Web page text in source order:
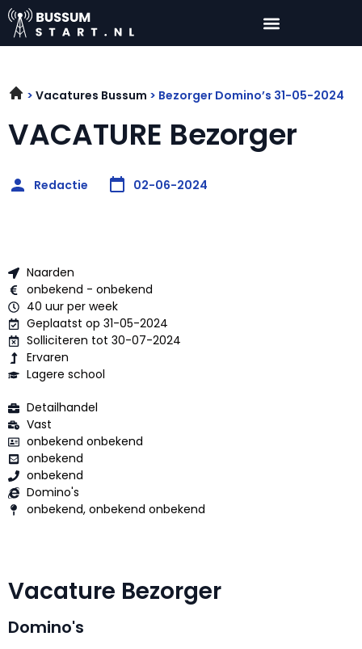
Vacatures Bussum Bezorger Domino’s 31-05-2024
VACATURE Bezorger
Redactie 02-06-2024
Naarden
onbekend - onbekend
40 uur per week
Geplaatst op 31-05-2024
Solliciteren tot 30-07-2024
Ervaren
Lagere school
Detailhandel
Vast
onbekend onbekend
onbekend
onbekend
Domino's
onbekend, onbekend onbekend
Vacature Bezorger
Domino's